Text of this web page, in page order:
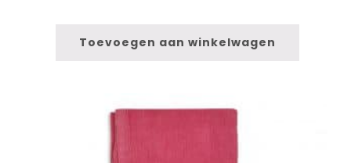
Toevoegen aan winkelwagen